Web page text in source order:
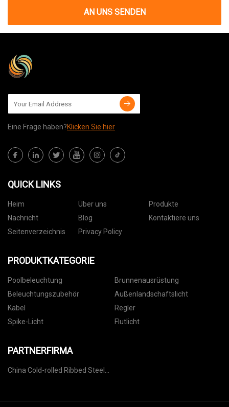
AN UNS SENDEN
Eine Frage haben?Klicken Sie hier
QUICK LINKS
Heim Über uns
Produkte
Nachricht
Blog
Kontaktiere uns
Seitenverzeichnis
Privacy Policy
PRODUKTKATEGORIE
Poolbeleuchtung
Brunnenausrüstung
Beleuchtungszubehör
Außenlandschaftslicht
Kabel
Regler
Spike-Licht
Flutlicht
PARTNERFIRMA
China Cold-rolled Ribbed Steel